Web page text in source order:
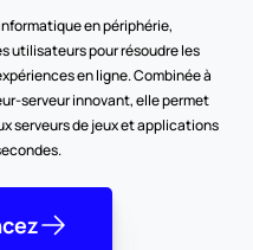
en périphérie,
utilisateurs pour résoudre les
en ligne. Combinée à
serveur innovant, elle permet
serveurs de jeux et applications